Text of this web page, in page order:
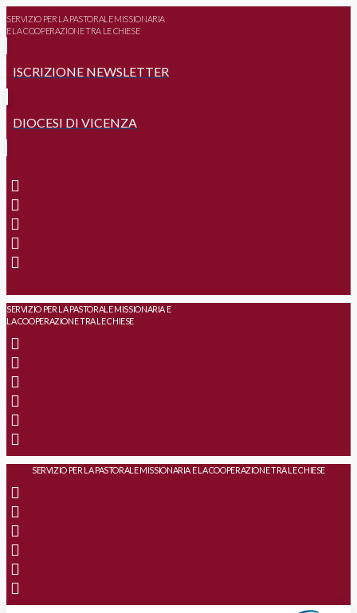
SERVIZIO PER LA PASTORALE MISSIONARIA
E LA COOPERAZIONE TRA LE CHIESE
ISCRIZIONE NEWSLETTER
DIOCESI DI VICENZA
SERVIZIO PER LA PASTORALE MISSIONARIA E
LA COOPERAZIONE TRA LE CHIESE
SERVIZIO PER LA PASTORALE MISSIONARIA E LA COOPERAZIONE TRA LE CHIESE